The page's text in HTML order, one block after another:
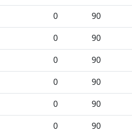
0
90
0
90
0
90
0
90
0
90
0
90